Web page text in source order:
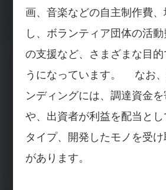
画、音楽などの自主制作費、
し、ボランティア団体の活
の支援など、さまざまな目的
うになっています。 なお
ンディングには、調達資金
や、出資者が利益を配当と
タイプ、開発したモノを受
があります。